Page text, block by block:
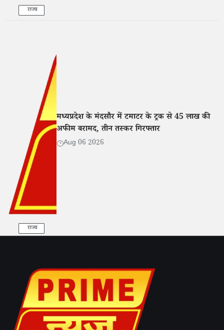
राज्य
राज्य
मध्यप्रदेश के मंदसौर में टमाटर के ट्रक से 45 लाख की
अफीम बरामद, तीन तस्कर गिरफ्तार
Aug 06 2026